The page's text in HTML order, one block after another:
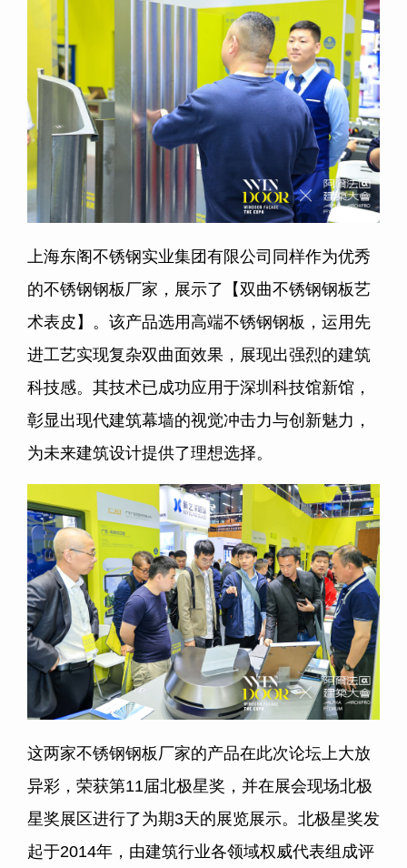
上海东阁不锈钢实业集团有限公司同样作为优秀
的不锈钢钢板厂家，展示了【双曲不锈钢钢板艺
术表皮】。该产品选用高端不锈钢钢板，运用先
进工艺实现复杂双曲面效果，展现出强烈的建筑
科技感。其技术已成功应用于深圳科技馆新馆，
彰显出现代建筑幕墙的视觉冲击力与创新魅力，
为未来建筑设计提供了理想选择。
这两家不锈钢钢板厂家的产品在此次论坛上大放
异彩，荣获第11届北极星奖，并在展会现场北极
星奖展区进行了为期3天的展览展示。北极星奖发
起于2014年，由建筑行业各领域权威代表组成评